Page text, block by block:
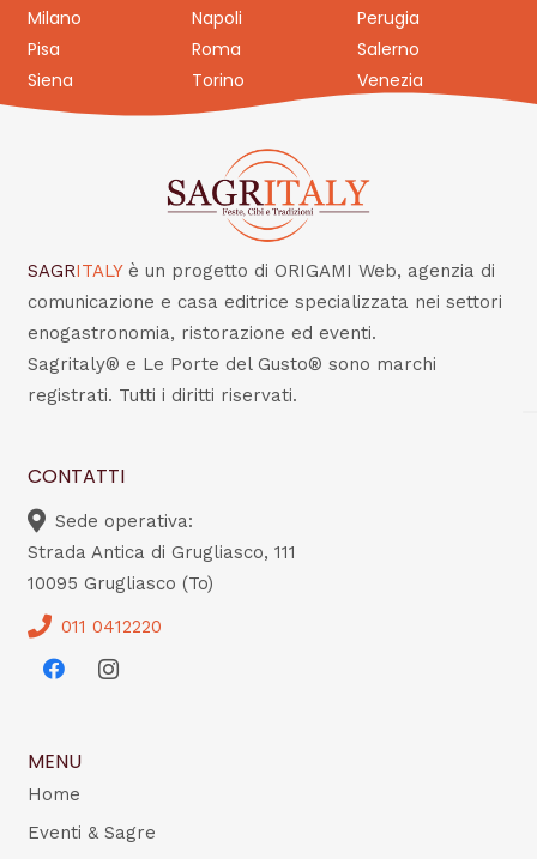
Milano
Napoli
Perugia
Pisa
Roma
Salerno
Siena
Torino Venezia
SAGRITALY è un progetto di ORIGAMI Web, agenzia di
comunicazione e casa editrice specializzata nei settori
enogastronomia, ristorazione ed eventi.
Sagritaly® e Le Porte del Gusto® sono marchi
registrati. Tutti i diritti riservati.
CONTATTI
Sede operativa:
Strada Antica di Grugliasco, 111
10095 Grugliasco (To)
011 0412220
MENU
Home
Eventi & Sagre